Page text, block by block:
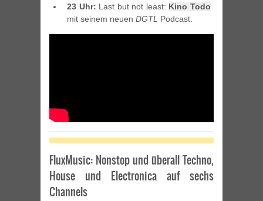
23 Uhr: Last but not least: Kino Todo
mit seinem neuenDGTL Podcast.
FluxMusic: Nonstop und überall Techno,
House und Electronica auf sechs
Channels